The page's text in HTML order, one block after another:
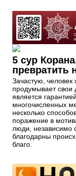
5 сур
превратить
Зачастую,
продумывает свои
является
многочисленных
несколько
поражение в
люди, независимо
благодарны
благо.